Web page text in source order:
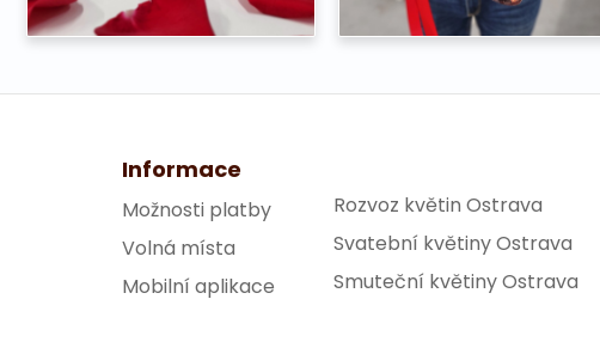
Informace
Možnosti platby
Volná místa
Mobilní aplikace
Rozvoz květin Ostrava
Svatební květiny Ostrava
Smuteční květiny Ostrava